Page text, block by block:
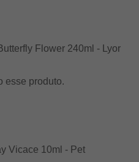
Flower 240ml - Lyor
esse produto.
Vicace 10ml - Pet